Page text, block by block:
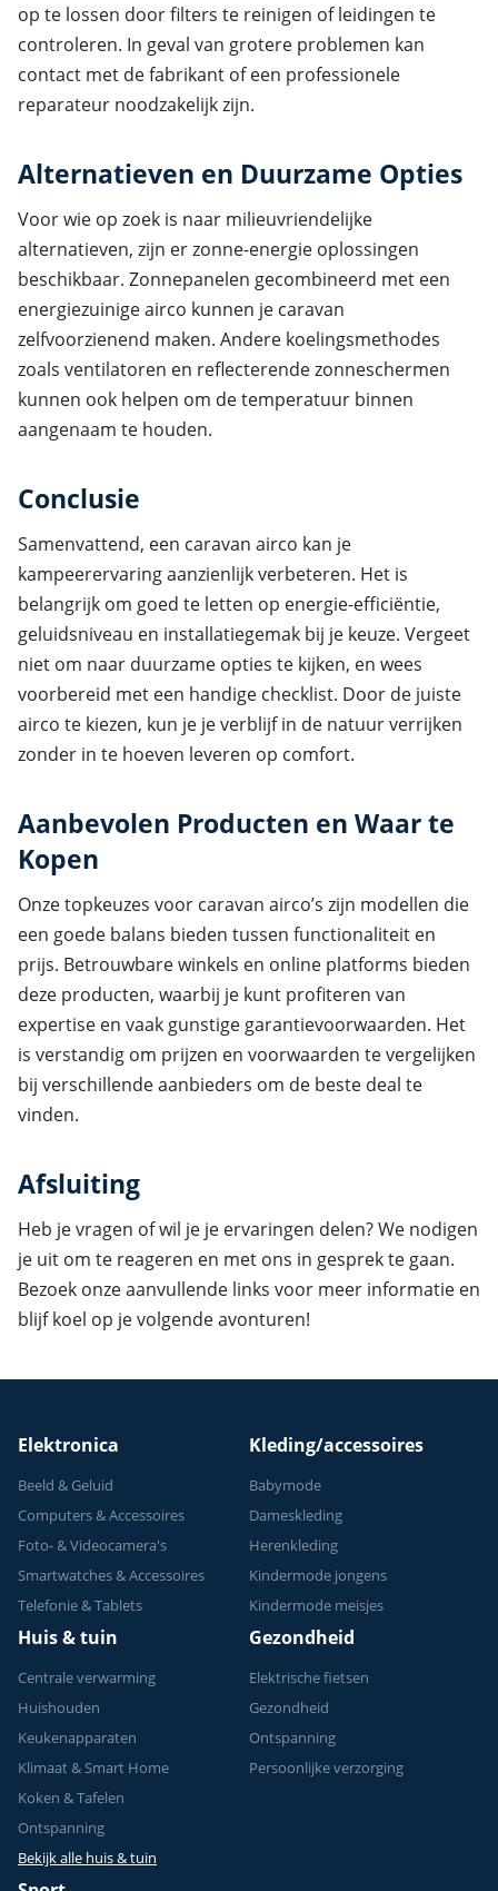
op te lossen door filters te reinigen of leidingen te
controleren. In geval van grotere problemen kan
contact met de fabrikant of een professionele
reparateur noodzakelijk zijn.
Alternatieven en Duurzame Opties
Voor wie op zoek is naar milieuvriendelijke
alternatieven, zijn er zonne-energie oplossingen
beschikbaar. Zonnepanelen gecombineerd met een
energiezuinige airco kunnen je caravan
zelfvoorzienend maken. Andere koelingsmethodes
zoals ventilatoren en reflecterende zonneschermen
kunnen ook helpen om de temperatuur binnen
aangenaam te houden.
Conclusie
Samenvattend, een caravan airco kan je
kampeerervaring aanzienlijk verbeteren. Het is
belangrijk om goed te letten op energie-efficiëntie,
geluidsniveau en installatiegemak bij je keuze. Vergeet
niet om naar duurzame opties te kijken, en wees
voorbereid met een handige checklist. Door de juiste
airco te kiezen, kun je je verblijf in de natuur verrijken
zonder in te hoeven leveren op comfort.
Aanbevolen Producten en Waar te
Kopen
Onze topkeuzes voor caravan airco’s zijn modellen die
een goede balans bieden tussen functionaliteit en
prijs. Betrouwbare winkels en online platforms bieden
deze producten, waarbij je kunt profiteren van
expertise en vaak gunstige garantievoorwaarden. Het
is verstandig om prijzen en voorwaarden te vergelijken
bij verschillende aanbieders om de beste deal te
vinden.
Afsluiting
Heb je vragen of wil je je ervaringen delen? We nodigen
je uit om te reageren en met ons in gesprek te gaan.
Bezoek onze aanvullende links voor meer informatie en
blijf koel op je volgende avonturen!
Elektronica
Beeld & Geluid
Computers & Accessoires
Foto- & Videocamera's
Smartwatches & Accessoires
Telefonie & Tablets
Kleding/accessoires
Babymode
Dameskleding
Herenkleding
Kindermode jongens
Kindermode meisjes
Huis & tuin
Centrale verwarming
Huishouden
Keukenapparaten
Klimaat & Smart Home
Koken & Tafelen
Ontspanning
Bekijk alle huis & tuin
Gezondheid
Elektrische fietsen
Gezondheid
Ontspanning
Persoonlijke verzorging